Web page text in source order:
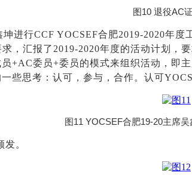
图10 退役AC
进行CCF YOCSEF合肥2019-2020年
，汇报了2019-2020年度的活动计划
+AC委员+委员的模式来组织活动，
些思考：认可，参与，合作。认可
图11 YOCSEF合肥19-20主席
。